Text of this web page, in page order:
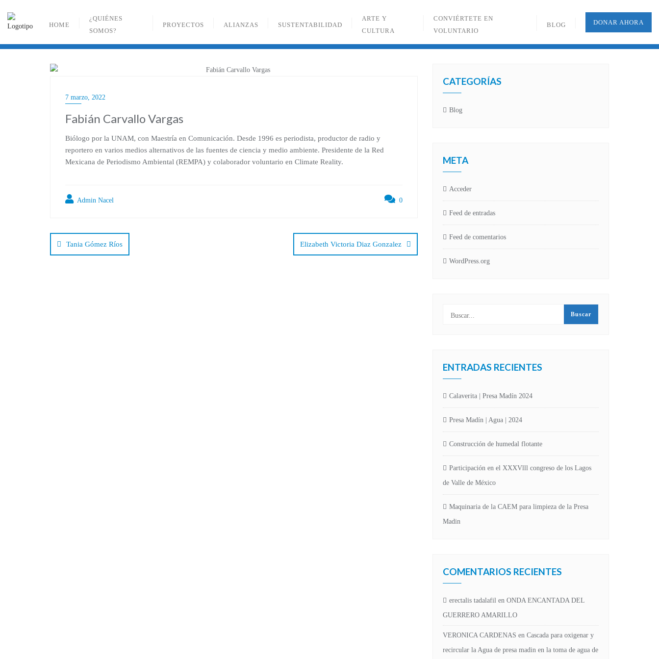
contenido
HOME
¿QUIÉNES
SOMOS?
PROYECTOS ALIANZAS SUSTENTABILIDAD
ARTE Y
CULTURA
CONVIÉRTETE EN
VOLUNTARIO
BLOG DONAR AHORA
7 marzo, 2022
Fabián Carvallo Vargas
Biólogo por la UNAM, con Maestría en Comunicación. Desde 1996 es periodista, productor de radio y
reportero en varios medios alternativos de las fuentes de ciencia y medio ambiente. Presidente de la Red
Mexicana de Periodismo Ambiental (REMPA) y colaborador voluntario en Climate Reality.
Admin Nacel 0
Navegación
deTania Gómez Ríos Elizabeth Victoria Diaz Gonzalez
CATEGORÍAS
Blog
META
Acceder
Feed de entradas
Feed de comentarios
WordPress.org
ENTRADAS RECIENTES
Calaverita | Presa Madín 2024
Presa Madín | Agua | 2024
Construcción de humedal flotante
Participación en el XXXVlll congreso de los Lagos
de Valle de México
Maquinaria de la CAEM para limpieza de la Presa
Madin
COMENTARIOS RECIENTES
erectalis tadalafil en ONDA ENCANTADA DEL
GUERRERO AMARILLO
VERONICA CARDENAS en Cascada para oxigenar y
recircular la Agua de presa madin en la toma de agua de